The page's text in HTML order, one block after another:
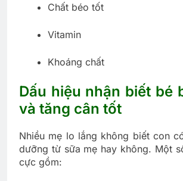
Chất béo tốt
Vitamin
Khoáng chất
Dấu hiệu nhận biết bé
và tăng cân tốt
Nhiều mẹ lo lắng không biết con
dưỡng từ sữa mẹ hay không. Một
cực gồm: